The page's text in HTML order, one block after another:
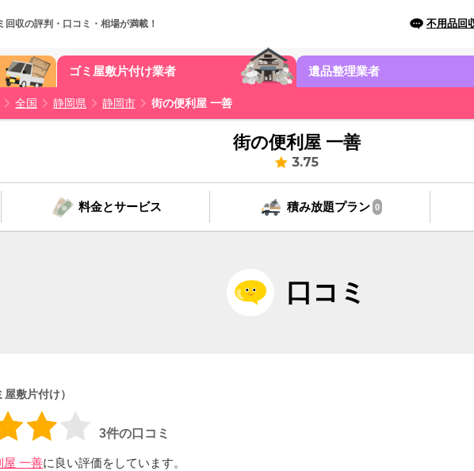
回収の評判・口コミ・相場が満載！ 不用品回
ゴミ屋敷片付け業者 遺品整理業者
全国 静岡県 静岡市 街の便利屋 一善
街の便利屋 一善
3.75
料金とサービス 積み放題プラン 0
口コミ
屋敷片付け）
3件の口コミ
屋 一善に良い評価をしています。
ています。